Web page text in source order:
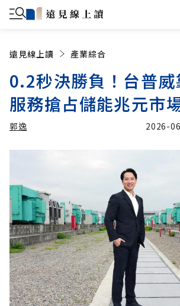
遠見線上讀 產業綜合
0.2秒決勝負！台普威
服務搶占儲能兆元市
郭逸 2026-